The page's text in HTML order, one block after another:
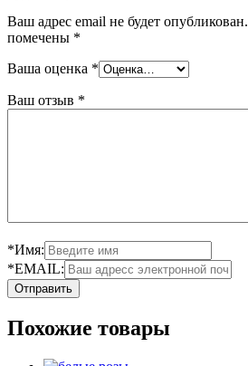
Ваш адрес email не будет опубликован.
помечены *
Ваша оценка *
Ваш отзыв *
*Имя:
*EMAIL:
Похожие товары